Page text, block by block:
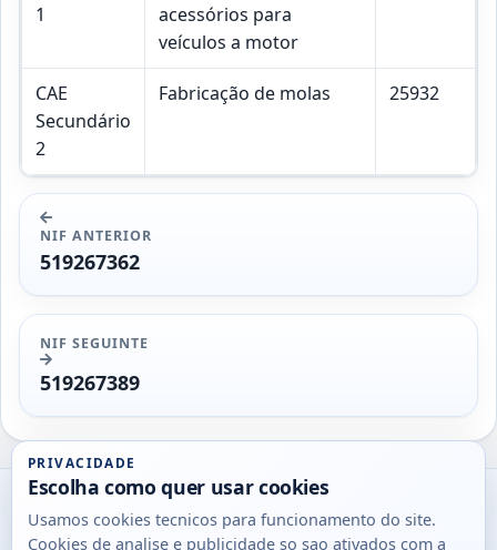
1
acessórios para
veículos a motor
CAE
Secundário
2
Fabricação de molas 25932
NIF ANTERIOR
519267362
NIF SEGUINTE
519267389
Utils
DB
PRIVACIDADE
Escolha como quer usar cookies
Usamos cookies tecnicos para funcionamento do site.
Cookies de analise e publicidade so sao ativados com a